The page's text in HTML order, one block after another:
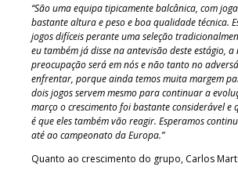
“São uma equipa tipicamente balcânica, com
bastante altura e peso e boa qualidade técnica.
jogos difíceis perante uma seleção
eu também já disse na antevisão deste estágio,
preocupação será em nós e não tanto no
enfrentar, porque ainda temos muita margem
dois jogos servem mesmo para continuar a
março o crescimento foi bastante considerável e
é que eles também vão reagir. Esperamos
até ao campeonato da Europa.”
Quanto ao crescimento do grupo, Carlos